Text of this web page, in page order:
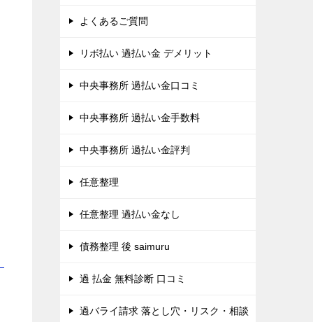
よくあるご質問
リボ払い 過払い金 デメリット
中央事務所 過払い金口コミ
中央事務所 過払い金手数料
中央事務所 過払い金評判
任意整理
任意整理 過払い金なし
債務整理 後 saimuru
過 払金 無料診断 口コミ
過バライ請求 落とし穴・リスク・相談